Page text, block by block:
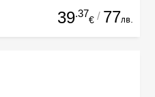
39.37
€ / 77лв.